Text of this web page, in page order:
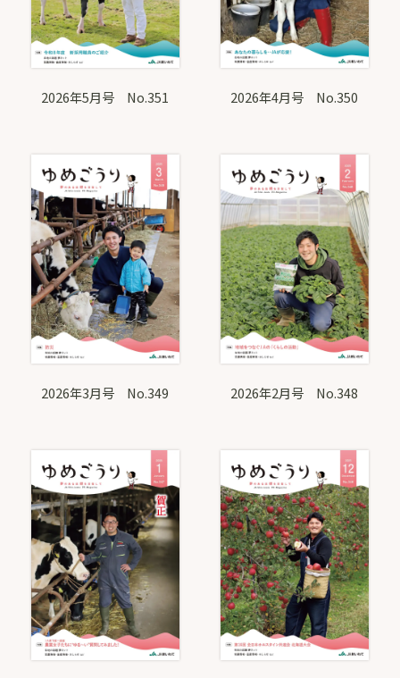
2026年5月号 No.351 2026年4月号 No.350
2026年3月号 No.349 2026年2月号 No.348